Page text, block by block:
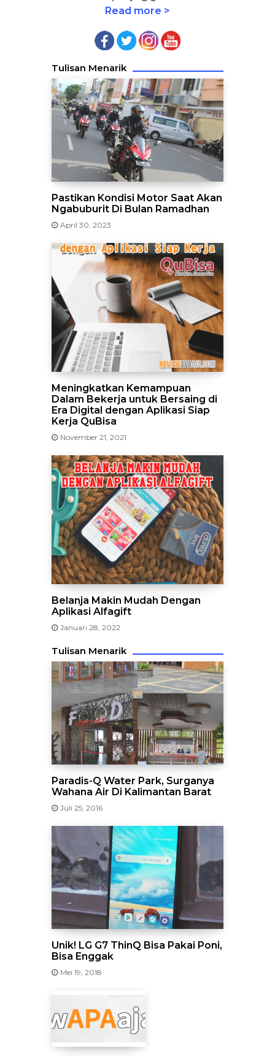
Read more >
Tulisan Menarik
Pastikan Kondisi Motor Saat Akan
Ngabuburit Di Bulan Ramadhan
April 30, 2023
Meningkatkan Kemampuan
Dalam Bekerja untuk Bersaing di
Era Digital dengan Aplikasi Siap
Kerja QuBisa
November 21, 2021
Belanja Makin Mudah Dengan
Aplikasi Alfagift
Januari 28, 2022
Tulisan Menarik
Paradis-Q Water Park, Surganya
Wahana Air Di Kalimantan Barat
Juli 25, 2016
Unik! LG G7 ThinQ Bisa Pakai Poni,
Bisa Enggak
Mei 19, 2018